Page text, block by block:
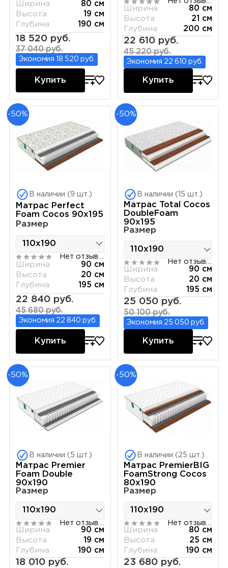
Ширина
80 см
Высота
19 см
Глубина
190 см
18 520 руб.
37 040 руб.
Экономия 18 520 руб.
Купить
Ширина
80 см
Высота
21 см
Глубина
200 см
22 610 руб.
45 220 руб.
Экономия 22 610 руб.
Купить
-50%
В наличии (9 шт.)
Матрас Perfect
Foam Cocos 90х195
Размер
Ширина
90 см
Высота
20 см
Глубина
195 см
22 840 руб.
45 680 руб.
Экономия 22 840 руб.
Купить
-50%
В наличии (15 шт.)
Матрас Total Cocos
DoubleFoam
90х195
Размер
Ширина
90 см
Высота
20 см
Глубина
195 см
25 050 руб.
50 100 руб.
Экономия 25 050 руб.
Купить
-50%
В наличии (5 шт.)
Матрас Premier
Foam Double
90х190
Размер
Ширина
90 см
Высота
19 см
Глубина
190 см
18 010 руб.
-50%
В наличии (25 шт.)
Матрас PremierBIG
FoamStrong Cocos
80х190
Размер
Ширина
80 см
Высота
25 см
Глубина
190 см
23 680 руб.